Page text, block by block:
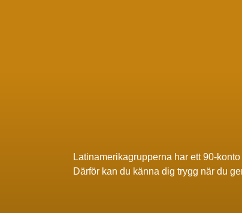
Latinamerikagrupperna har ett 90-
Därför kan du känna dig trygg när du